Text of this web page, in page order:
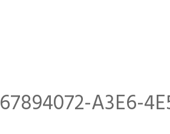
67894072-A3E6-